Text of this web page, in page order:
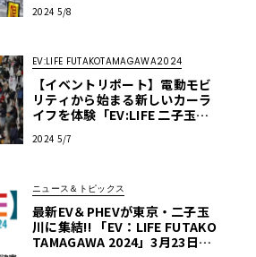
ル・ボランヒョンデブース」
2024 5/8
EV:LIFE FUTAKOTAMAGAWA2024
【イベントリポート】電動モビ
リティから始まる新しいカーラ
イフを体験「EV:LIFE 二子玉川2
2024 5/7
ニュース＆トピックス
最新EV＆PHEVが東京・二子玉
川に集結!! 「EV：LIFE FUTAKO
TAMAGAWA 2024」3月23日